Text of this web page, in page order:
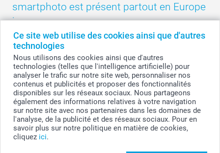
Ce site web utilise des cookies ainsi que d'autres
technologies
Nous utilisons des cookies ainsi que d'autres
technologies (telles que l'intelligence artificielle) pour
analyser le trafic sur notre site web, personnaliser nos
contenus et publicités et proposer des fonctionnalités
disponibles sur les réseaux sociaux. Nous partageons
également des informations relatives à votre navigation
sur notre site avec nos partenaires dans les domaines de
l'analyse, de la publicité et des réseaux sociaux. Pour en
savoir plus sur notre politique en matière de cookies,
cliquez ici.
smartphoto est présent partout en Europe
:
België - Belgique - Danmark - Deutschland - France - Ireland
- Nederland - Norge
Switzerland - Suomi - Sverige - United Kingdom
Other Countries
Tous les prix sont en francs suisses (CHF), TVA incluse et hors frais de port.